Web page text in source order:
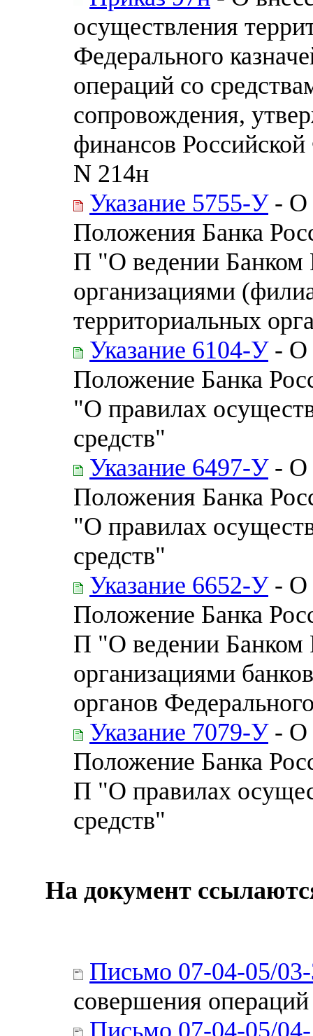
осуществления
Федерального
операций со
сопровождения,
финансов
N 214н
Указание 5755-У- О
Положения Банка
П "О ведении Банком
организациями
территориальных
Указание 6104-У- О
Положение Банка
"О правилах
средств"
Указание 6497-У- О
Положения Банка
"О правилах
средств"
Указание 6652-У- О
Положение Банка
П "О ведении Банком
организациями
органов
Указание 7079-У- О
Положение Банка
П "О правилах
средств"
На документ
Письмо 07-04-05/
совершения операций
Письмо 07-04-05/